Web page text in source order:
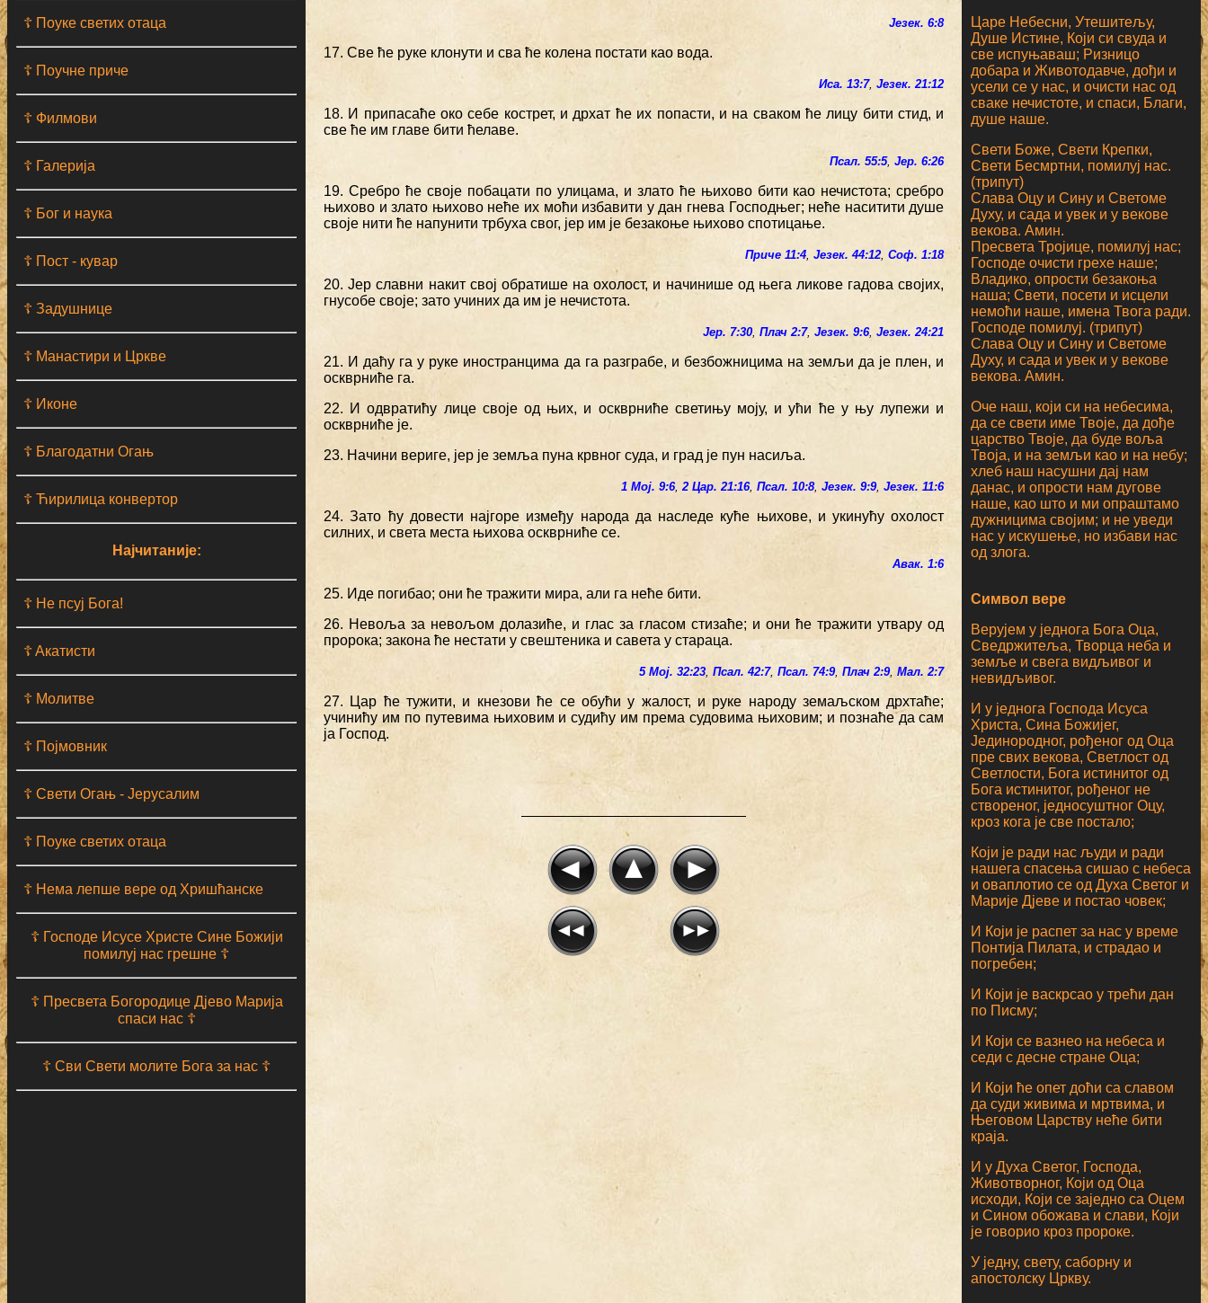
☦ Поуке светих отаца
☦ Поучне приче
☦ Филмови
☦ Галерија
☦ Бог и наука
☦ Пост - кувар
☦ Задушнице
☦ Манастири и Цркве
☦ Иконе
☦ Благодатни Огањ
☦ Ћирилица конвертор
Најчитаније:
☦ Не псуј Бога!
☦ Aкатисти
☦ Молитве
☦ Појмовник
☦ Свети Огањ - Јерусалим
☦ Поуке светих отаца
☦ Нема лепше вере од Хришћанске
☦ Господе Исусе Христе Сине Божији
помилуј нас грешне ☦
☦ Пресвета Богородице Дјево Марија
спаси нас ☦
☦ Сви Свети молите Бога за нас ☦
Језек. 6:8
17. Све ће руке клонути и сва ће колена постати као вода.
Иса. 13:7,Језек. 21:12
18. И припасаће око себе кострет, и дрхат ће их попасти, и на сваком ће лицу бити стид, и
све ће им главе бити ћелаве.
Псал. 55:5,Јер. 6:26
19. Сребро ће своје побацати по улицама, и злато ће њихово бити као нечистота; сребро
њихово и злато њихово неће их моћи избавити у дан гнева Господњег; неће наситити душе
своје нити ће напунити трбуха свог, јер им је безакоње њихово спотицање.
Приче 11:4,Језек. 44:12,Соф. 1:18
20. Јер славни накит свој обратише на охолост, и начинише од њега ликове гадова својих,
гнусобе своје; зато учиних да им је нечистота.
Јер. 7:30,Плач 2:7,Језек. 9:6,Језек. 24:21
21. И даћу га у руке иностранцима да га разграбе, и безбожницима на земљи да је плен, и
оскврниће га.
22. И одвратићу лице своје од њих, и оскврниће светињу моју, и ући ће у њу лупежи и
оскврниће је.
23. Начини вериге, јер је земља пуна крвног суда, и град је пун насиља.
1 Мој. 9:6,2 Цар. 21:16,Псал. 10:8,Језек. 9:9,Језек. 11:6
24. Зато ћу довести најгоре између народа да наследе куће њихове, и укинућу охолост
силних, и света места њихова оскврниће се.
Авак. 1:6
25. Иде погибао; они ће тражити мира, али га неће бити.
26. Невоља за невољом долазиће, и глас за гласом стизаће; и они ће тражити утвару од
пророка; закона ће нестати у свештеника и савета у стараца.
5 Мој. 32:23,Псал. 42:7,Псал. 74:9,Плач 2:9,Мал. 2:7
27. Цар ће тужити, и кнезови ће се обући у жалост, и руке народу земаљском дрхтаће;
учинићу им по путевима њиховим и судићу им према судовима њиховим; и познаће да сам
ја Господ.
Царе Небесни, Утешитељу,
Душе Истине, Који си свуда и
све испуњаваш; Ризницо
добара и Животодавче, дођи и
усели се у нас, и очисти нас од
сваке нечистоте, и спаси, Благи,
душе наше.
Свети Боже, Свети Крепки,
Свети Бесмртни, помилуј нас.
(трипут)
Слава Оцу и Сину и Светоме
Духу, и сада и увек и у векове
векова. Амин.
Пресвета Тројице, помилуј нас;
Господе очисти грехе наше;
Владико, опрости безакоња
наша; Свети, посети и исцели
немоћи наше, имена Твога ради.
Господе помилуј. (трипут)
Слава Оцу и Сину и Светоме
Духу, и сада и увек и у векове
векова. Амин.
Оче наш, који си на небесима,
да се свети име Твоје, да дође
царство Твоје, да буде воља
Твоја, и на земљи као и на небу;
хлеб наш насушни дај нам
данас, и опрости нам дугове
наше, као што и ми опраштамо
дужницима својим; и не уведи
нас у искушење, но избави нас
од злога.
Символ вере
Верујем у једнога Бога Оца,
Сведржитеља, Творца неба и
земље и свега видљивог и
невидљивог.
И у једнога Господа Исуса
Христа, Сина Божијег,
Јединородног, рођеног од Оца
пре свих векова, Светлост од
Светлости, Бога истинитог од
Бога истинитог, рођеног не
створеног, једносуштног Оцу,
кроз кога је све постало;
Који је ради нас људи и ради
нашега спасења сишао с небеса
и оваплотио се од Духа Светог и
Марије Дјеве и постао човек;
И Који је распет за нас у време
Понтија Пилата, и страдао и
погребен;
И Који је васкрсао у трећи дан
по Писму;
И Који се вазнео на небеса и
седи с десне стране Оца;
И Који ће опет доћи са славом
да суди живима и мртвима, и
Његовом Царству неће бити
краја.
И у Духа Светог, Господа,
Животворног, Који од Оца
исходи, Који се заједно са Оцем
и Сином обожава и слави, Који
је говорио кроз пророке.
У једну, свету, саборну и
апостолску Цркву.